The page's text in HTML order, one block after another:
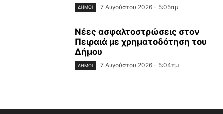
ΔΉΜΟΙ 7 Αυγούστου 2026 - 5:05πμ
Νέες ασφαλτοστρώσεις στον
Πειραιά με χρηματοδότηση του
Δήμου
ΔΉΜΟΙ 7 Αυγούστου 2026 - 5:04πμ